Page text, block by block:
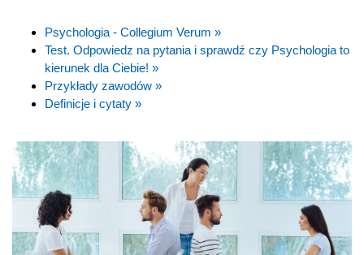
Psychologia - Collegium Verum »
Test. Odpowiedz na pytania i sprawdź czy Psychologia to
kierunek dla Ciebie! »
Przykłady zawodów »
Definicje i cytaty »